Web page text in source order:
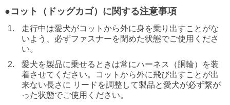
●コット（ドッグカゴ）に関する注意事項
走行中は愛犬がコットから外に身を乗り出すことがな
いよう、必ずファスナーを閉めた状態でご使用くださ
い。
愛犬を製品に乗せるときは常にハーネス（胴輪）を装
着させてください。コットから外に飛び出すことが出
来ない長さに リードを調整して製品と愛犬が必ず繋が
った状態でご使用ください。